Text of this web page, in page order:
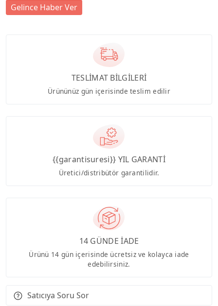
Gelince Haber Ver
TESLİMAT BİLGİLERİ
Ürününüz gün içerisinde teslim edilir
{{garantisuresi}} YIL GARANTİ
Üretici/distribütör garantilidir.
14 GÜNDE İADE
Ürünü 14 gün içerisinde ücretsiz ve kolayca iade
edebilirsiniz.
Satıcıya Soru Sor